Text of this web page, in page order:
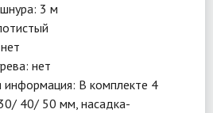
3 м
нет
информация: В комплекте 4
40/ 50 мм, насадка-